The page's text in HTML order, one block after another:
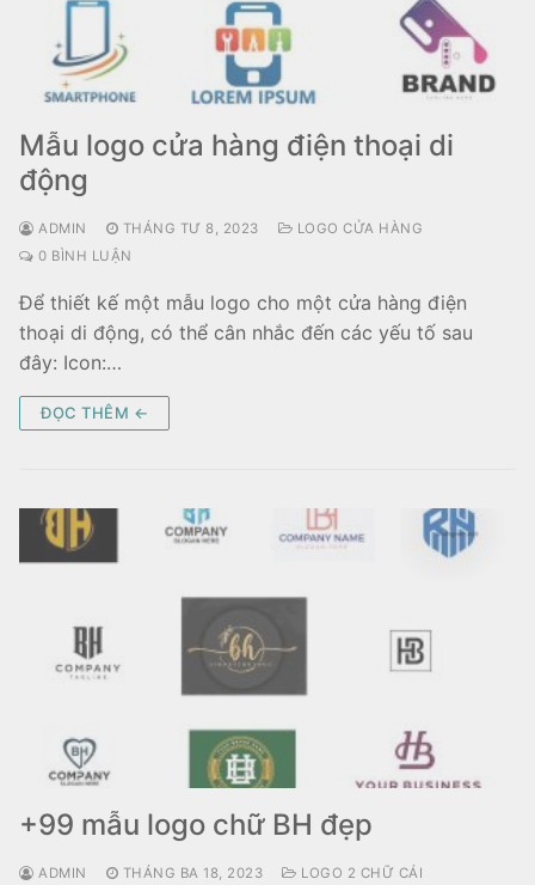
Mẫu logo cửa hàng điện thoại di
động
ADMIN THÁNG TƯ 8, 2023
LOGO CỬA HÀNG
0 BÌNH LUẬN
Để thiết kế một mẫu logo cho một cửa hàng điện
thoại di động, có thể cân nhắc đến các yếu tố sau
đây: Icon:…
ĐỌC THÊM ←
+99 mẫu logo chữ BH đẹp
ADMIN THÁNG BA 18, 2023
LOGO 2 CHỮ CÁI